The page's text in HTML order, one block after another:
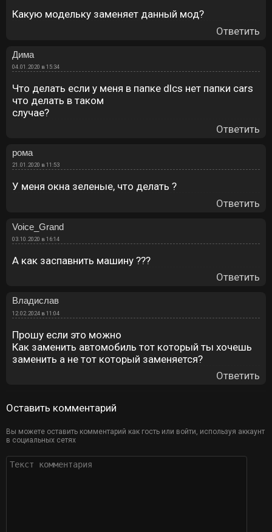
Какую модельку заменяет данный мод?
Ответить
Дима
04.01.2020 в 15:34
Что делать если у меня в папке dlcs нет папки cars
что делать в таком
случае?
Ответить
рома
21.01.2020 в 11:53
У меня окна зеленые, что делать ?
Ответить
Voice_Grand
03.10.2020 в 16:14
А как заспавнить машину ???
Ответить
Владислав
12.02.2024 в 11:04
Прошу если это можно
Как заменить автомобиль тот который ты хочешь
заменить а не тот который заменяется?
Ответить
Оставить комментарий
Вы можете оставить комментарий как гость или войти, используя аккаунт
в социальных сетях